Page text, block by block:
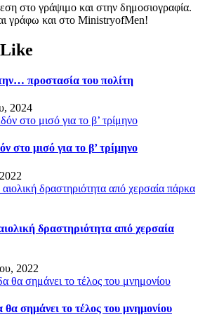
στο γράψιμο και στην δημοσιογραφία.
γράφω και στο MinistryofMen!
προστασία του πολίτη
2024
στο μισό για το β’ τρίμηνο
δραστηριότητα από χερσαία
2022
σημάνει το τέλος του μνημονίου